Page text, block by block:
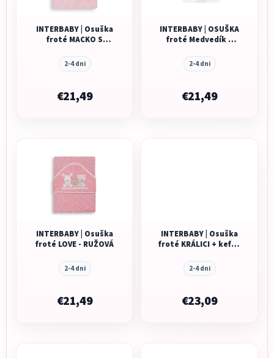
INTERBABY | Osuška
froté MACKO S
2-4 dni
€21,49
INTERBABY | OSUŠKA
froté Medvedík s
bielo/modrá
2-4 dni
€21,49
INTERBABY | Osuška
froté LOVE - RUŽOVÁ
2-4 dni
€21,49
INTERBABY | Osuška
froté KRÁLICI + kefa -
2-4 dni
€23,09